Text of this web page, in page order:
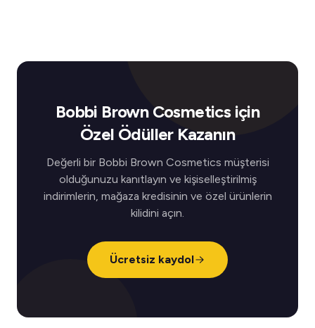
Bobbi Brown Cosmetics için
Özel Ödüller Kazanın
Değerli bir Bobbi Brown Cosmetics müşterisi
olduğunuzu kanıtlayın ve kişiselleştirilmiş
indirimlerin, mağaza kredisinin ve özel ürünlerin
kilidini açın.
Ücretsiz kaydol